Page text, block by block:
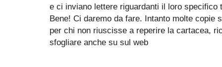
e ci inviano lettere riguardanti il loro specifico
Bene! Ci daremo da fare. Intanto molte copie
per chi non riuscisse a reperire la cartacea,
sfogliare anche su sul web